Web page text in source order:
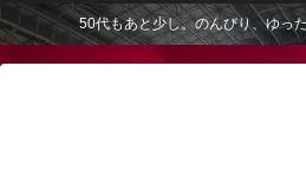
50代もあと少し。のんびり、ゆっ